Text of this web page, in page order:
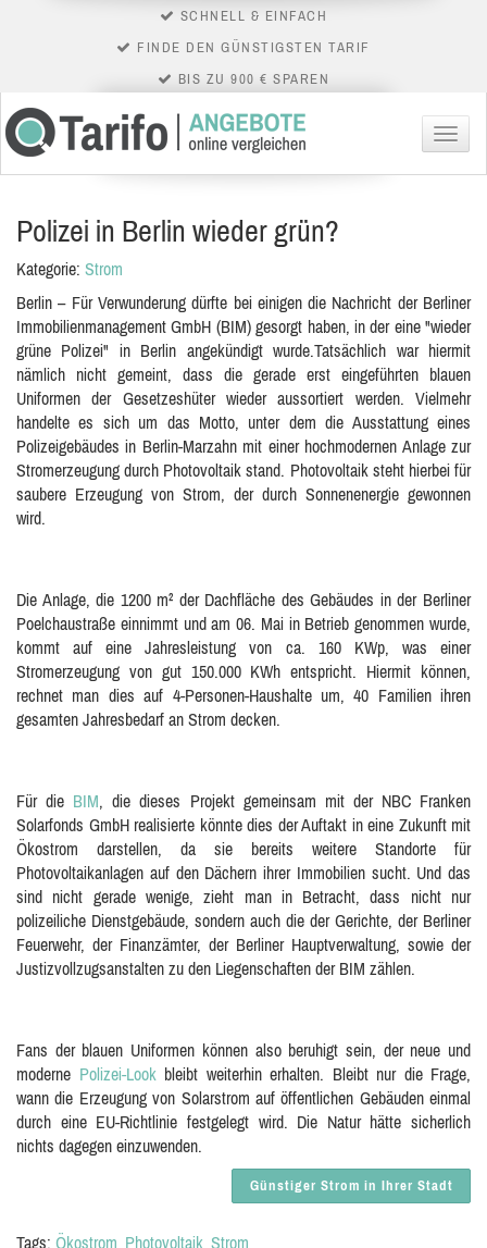
SCHNELL & EINFACH
FINDE DEN GÜNSTIGSTEN TARIF
BIS ZU 900 € SPAREN
Menü
Polizei in Berlin wieder grün?
Kategorie: Strom
Berlin – Für Verwunderung dürfte bei einigen die Nachricht der Berliner
Immobilienmanagement GmbH (BIM) gesorgt haben, in der eine "wieder
grüne Polizei" in Berlin angekündigt wurde.Tatsächlich war hiermit
nämlich nicht gemeint, dass die gerade erst eingeführten blauen
Uniformen der Gesetzeshüter wieder aussortiert werden. Vielmehr
handelte es sich um das Motto, unter dem die Ausstattung eines
Polizeigebäudes in Berlin-Marzahn mit einer hochmodernen Anlage zur
Stromerzeugung durch Photovoltaik stand. Photovoltaik steht hierbei für
saubere Erzeugung von Strom, der durch Sonnenenergie gewonnen
wird.
Die Anlage, die 1200 m² der Dachfläche des Gebäudes in der Berliner
Poelchaustraße einnimmt und am 06. Mai in Betrieb genommen wurde,
kommt auf eine Jahresleistung von ca. 160 KWp, was einer
Stromerzeugung von gut 150.000 KWh entspricht. Hiermit können,
rechnet man dies auf 4-Personen-Haushalte um, 40 Familien ihren
gesamten Jahresbedarf an Strom decken.
Für die BIM, die dieses Projekt gemeinsam mit der NBC Franken
Solarfonds GmbH realisierte könnte dies der Auftakt in eine Zukunft mit
Ökostrom darstellen, da sie bereits weitere Standorte für
Photovoltaikanlagen auf den Dächern ihrer Immobilien sucht. Und das
sind nicht gerade wenige, zieht man in Betracht, dass nicht nur
polizeiliche Dienstgebäude, sondern auch die der Gerichte, der Berliner
Feuerwehr, der Finanzämter, der Berliner Hauptverwaltung, sowie der
Justizvollzugsanstalten zu den Liegenschaften der BIM zählen.
Fans der blauen Uniformen können also beruhigt sein, der neue und
moderne Polizei-Look bleibt weiterhin erhalten. Bleibt nur die Frage,
wann die Erzeugung von Solarstrom auf öffentlichen Gebäuden einmal
durch eine EU-Richtlinie festgelegt wird. Die Natur hätte sicherlich
nichts dagegen einzuwenden.
Günstiger Strom in Ihrer Stadt
Tags: Ökostrom Photovoltaik Strom